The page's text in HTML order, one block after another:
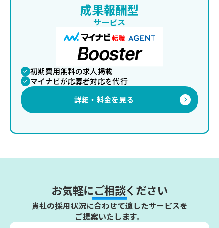
成果報酬型
サービス
初期費用無料の求人掲載
マイナビが応募者対応を代行
詳細・料金を見る
keyboard_arrow_right
お気軽にご相談ください
貴社の採用状況に合わせて適したサービスを
ご提案いたします。